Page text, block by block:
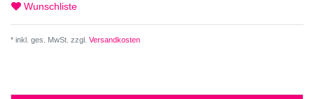
Wunschliste
* inkl. ges. MwSt. zzgl. Versandkosten